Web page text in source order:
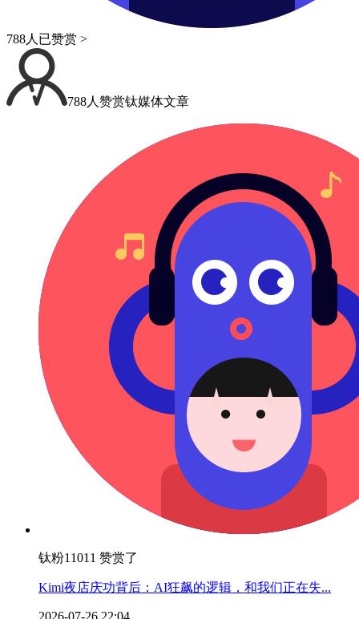
788人已赞赏 >
788人赞赏钛媒体文章
钛粉11011 赞赏了
Kimi夜店庆功背后：AI狂飙的逻辑，和我们正在失...
2026-07-26 22:04